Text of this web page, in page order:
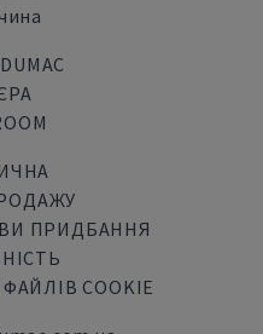
ПРИДБАННЯ
COOKIE